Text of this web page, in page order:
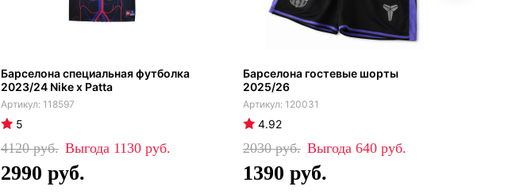
Барселона специальная футболка
2023/24 Nike x Patta
118597
5
4120 1130
2990
Барселона гостевые шорты
2025/26
120031
4.92
2030 640
1390